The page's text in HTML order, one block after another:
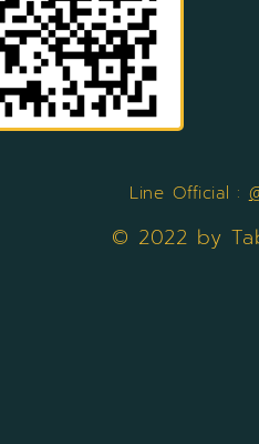
Line Official :
© 2022 by